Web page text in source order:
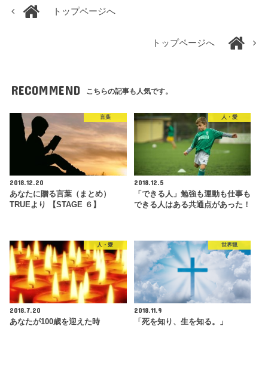
トップページへ
トップページへ
RECOMMEND こちらの記事も人気です。
言葉
2018.12.20
あなたに贈る言葉（まとめ）
TRUEより 【STAGE ６】
人・愛
2018.12.5
「できる人」勉強も運動も仕事も
できる人はある共通点があった！
人・愛
2018.7.20
あなたが100歳を迎えた時
世界観
2018.11.9
「死を知り、生を知る。」